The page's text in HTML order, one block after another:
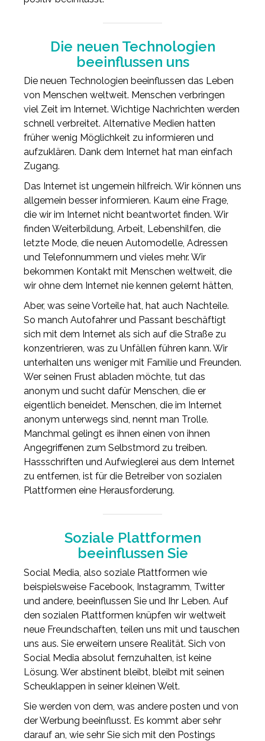
Die neuen Technologien
beeinflussen uns
Die neuen Technologien beeinflussen das Leben
von Menschen weltweit. Menschen verbringen
viel Zeit im Internet. Wichtige Nachrichten werden
schnell verbreitet. Alternative Medien hatten
früher wenig Möglichkeit zu informieren und
aufzuklären. Dank dem Internet hat man einfach
Zugang.
Das Internet ist ungemein hilfreich. Wir können uns
allgemein besser informieren. Kaum eine Frage,
die wir im Internet nicht beantwortet finden. Wir
finden Weiterbildung, Arbeit, Lebenshilfen, die
letzte Mode, die neuen Automodelle, Adressen
und Telefonnummern und vieles mehr. Wir
bekommen Kontakt mit Menschen weltweit, die
wir ohne dem Internet nie kennen gelernt hätten,
Aber, was seine Vorteile hat, hat auch Nachteile.
So manch Autofahrer und Passant beschäftigt
sich mit dem Internet als sich auf die Straße zu
konzentrieren, was zu Unfällen führen kann. Wir
unterhalten uns weniger mit Familie und Freunden.
Wer seinen Frust abladen möchte, tut das
anonym und sucht dafür Menschen, die er
eigentlich beneidet. Menschen, die im Internet
anonym unterwegs sind, nennt man Trolle.
Manchmal gelingt es ihnen einen von ihnen
Angegriffenen zum Selbstmord zu treiben.
Hassschriften und Aufwieglerei aus dem Internet
zu entfernen, ist für die Betreiber von sozialen
Plattformen eine Herausforderung.
Soziale Plattformen
beeinflussen Sie
Social Media, also soziale Plattformen wie
beispielsweise Facebook, Instagramm, Twitter
und andere, beeinflussen Sie und Ihr Leben. Auf
den sozialen Plattformen knüpfen wir weltweit
neue Freundschaften, teilen uns mit und tauschen
uns aus. Sie erweitern unsere Realität. Sich von
Social Media absolut fernzuhalten, ist keine
Lösung. Wer abstinent bleibt, bleibt mit seinen
Scheuklappen in seiner kleinen Welt.
Sie werden von dem, was andere posten und von
der Werbung beeinflusst. Es kommt aber sehr
darauf an, wie sehr Sie sich mit den Postings